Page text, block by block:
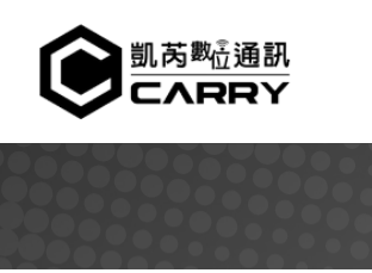
凱芮數位通訊｜